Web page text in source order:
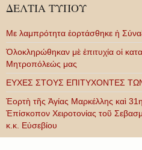
ΔΕΛΤΙΑ ΤΥΠΟΥ
Με λαμπρότητα ἑορτάσθηκε ἡ
Ὁλοκληρώθηκαν μὲ ἐπιτυχία οἱ
Μητροπόλεώς μας
ΕΥΧΕΣ ΣΤΟΥΣ ΕΠΙΤΥΧΟΝΤΕΣ
Ἑορτὴ τῆς Ἁγίας Μαρκέλλης καὶ 31η
Ἐπίσκοπον Χειροτονίας τοῦ
κ.κ. Εὐσεβίου